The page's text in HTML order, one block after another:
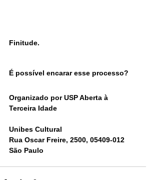
Finitude.
É possível encarar esse processo?
Organizado por USP Aberta à
Terceira Idade
Unibes Cultural
Rua Oscar Freire, 2500, 05409-012
São Paulo